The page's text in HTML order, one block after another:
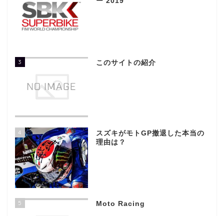
3 このサイトの紹介
4
スズキがモトGP撤退した本当の
理由は？
5 Moto Racing